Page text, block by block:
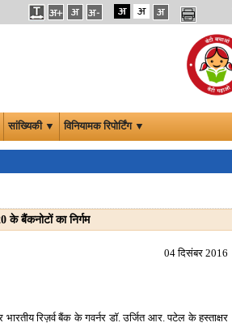
सांख्यिकी ▼ विनियामक रिपोर्टिंग ▼
के बैंकनोटों का निर्गम
04 दिसंबर 2016
रिज़र्व बैंक के गवर्नर डॉ. उर्जित आर. पटेल के हस्ताक्षर